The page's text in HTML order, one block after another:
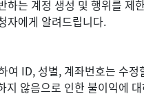
하는 계정 생성 및 행위를 제
자에게 알려드립니다.
ID, 성별, 계좌번호는 수정
않음으로 인한 불이익에